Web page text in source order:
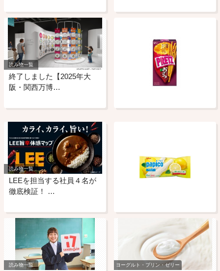
読み物一覧
終了しました【2025年大
阪・関西万博…
読み物一覧
LEEを担当する社員４名が
徹底検証！ …
読み物一覧 ヨーグルト・プリン・ゼリー